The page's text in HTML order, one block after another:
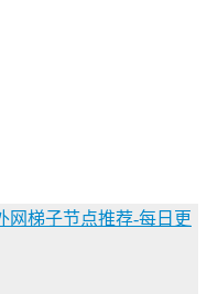
网梯子节点推荐-每日更